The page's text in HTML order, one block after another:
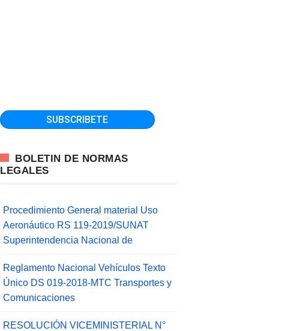
BOLETIN DE NORMAS
LEGALES
Procedimiento General material Uso
Aeronáutico RS 119-2019/SUNAT
Superintendencia Nacional de
Reglamento Nacional Vehículos Texto
Único DS 019-2018-MTC Transportes y
Comunicaciones
RESOLUCIÓN VICEMINISTERIAL N°